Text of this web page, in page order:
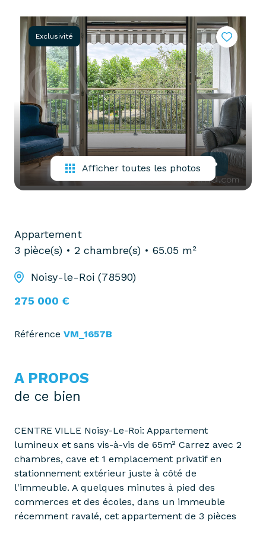
confiez-
nous
votre
recherche
acheter
biens
pro
louer
biens
pro
gestion
locative
vendre
mon
bien
confiez-
nous
votre
recherche
Exclusivité
Afficher toutes les photos
Appartement
3 pièce(s)
2 chambre(s) 65.05 m²
Noisy-le-Roi (78590)
275 000 €
Référence VM_1657B
A PROPOS
de ce bien
CENTRE VILLE Noisy-Le-Roi: Appartement
lumineux et sans vis-à-vis de 65m² Carrez avec 2
chambres, cave et 1 emplacement privatif en
stationnement extérieur juste à côté de
l'immeuble. A quelques minutes à pied des
commerces et des écoles, dans un immeuble
récemment ravalé, cet appartement de 3 pièces